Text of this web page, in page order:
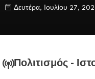
ημέρα στο Κέντρο
Δευτέρα, Ιουλίου 27,
Πολιτισμός -